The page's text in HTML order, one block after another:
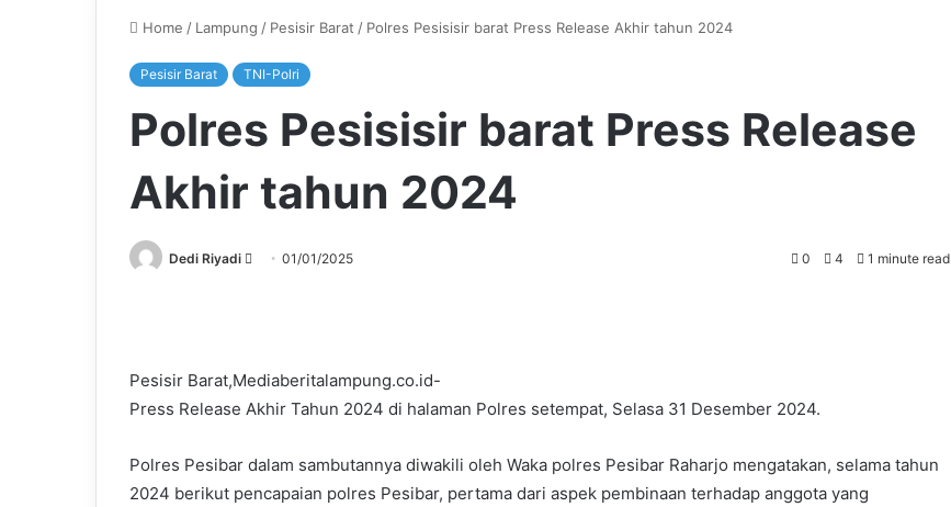
Home / Lampung / Pesisir Barat / Polres Pesisisir barat Press Release Akhir tahun 2024
Pesisir Barat TNI-Polri
Polres Pesisisir barat Press Release
Akhir tahun 2024
Dedi Riyadi
Send01/01/2025 0 4 1 minute read
Pesisir Barat,Mediaberitalampung.co.id-
Press Release Akhir Tahun 2024 di halaman Polres setempat, Selasa 31 Desember 2024.
Polres Pesibar dalam sambutannya diwakili oleh Waka polres Pesibar Raharjo mengatakan, selama tahun
2024 berikut pencapaian polres Pesibar, pertama dari aspek pembinaan terhadap anggota yang